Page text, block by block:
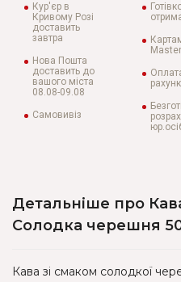
Кур'єр в
Кривому Розі
доставить
завтра
Нова Пошта
доставить до
вашого міста
08.08-09.08
Самовивіз
Детальніше про
Солодка черешня
Кава зі смаком солодкої